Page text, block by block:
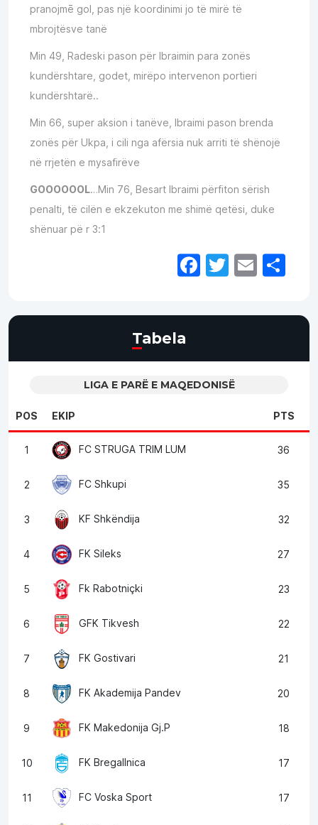
pranojmē gol, pas një koordinimi jo të mirë të
mbrojtësve tanë
Min 49, Radeski pason për Ibraimin para zonës
kundërshtare, godet, mirëpo intervenon portieri
kundërshtarë..
Min 66, super aksion i tanëve, Ibraimi pason brenda
zonës për Ukpa, i cili nga afërsia nuk arriti të shënojë
në rrjetën e mysafirëve
GOOOOOOL…Min 76, Besart Ibraimi përfiton sërish
penalti, të cilën e ekzekuton me shimë qetësi, duke
shënuar pë r 3:1
Facebook
Twitter
Email
Tabela
LIGA E PARË E MAQEDONISË
POS EKIP PTS
1 FC STRUGA TRIM LUM 36
2 FC Shkupi 35
3 KF Shkëndija 32
4 FK Sileks 27
5 Fk Rabotniçki 23
6 GFK Tikvesh 22
7 FK Gostivari 21
8 FK Akademija Pandev 20
9 FK Makedonija Gj.P 18
10 FK Bregallnica 17
11 FC Voska Sport 17